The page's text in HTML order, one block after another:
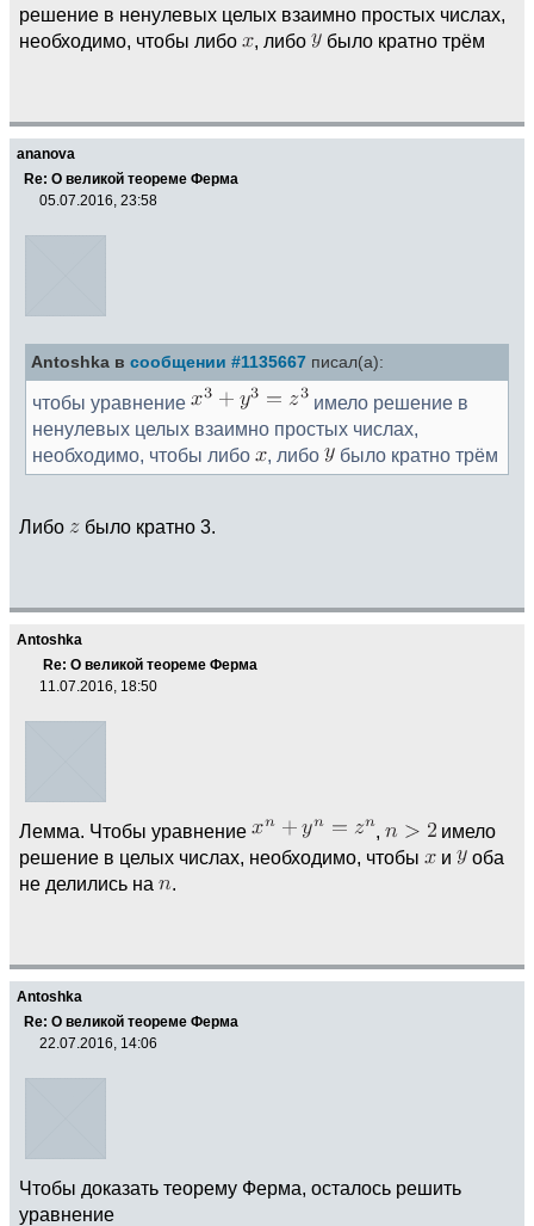
решение в ненулевых целых взаимно простых числах,
необходимо, чтобы либо
, либо было кратно трём
ananova
Re: О великой теореме Ферма
05.07.2016, 23:58
Antoshka в сообщении #1135667 писал(а):
чтобы уравнение
имело решение в
ненулевых целых взаимно простых числах,
необходимо, чтобы либо
, либо было кратно трём
Либо было кратно 3.
Antoshka
Re: О великой теореме Ферма
11.07.2016, 18:50
Лемма. Чтобы уравнение ,
имело
решение в целых числах, необходимо, чтобы
и
оба
не делились на
.
Antoshka
Re: О великой теореме Ферма
22.07.2016, 14:06
Чтобы доказать теорему Ферма, осталось решить
уравнение